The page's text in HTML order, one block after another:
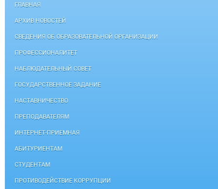
ГЛАВНАЯ
АРХИВ НОВОСТЕЙ
СВЕДЕНИЯ ОБ ОБРАЗОВАТЕЛЬНОЙ ОРГАНИЗАЦИИ
ПРОФЕССИОНАЛИТЕТ
НАБЛЮДАТЕЛЬНЫЙ СОВЕТ
ГОСУДАРСТВЕННОЕ ЗАДАНИЕ
НАСТАВНИЧЕСТВО
ПРЕПОДАВАТЕЛЯМ
ИНТЕРНЕТ-ПРИЕМНАЯ
АБИТУРИЕНТАМ
СТУДЕНТАМ
ПРОТИВОДЕЙСТВИЕ КОРРУПЦИИ